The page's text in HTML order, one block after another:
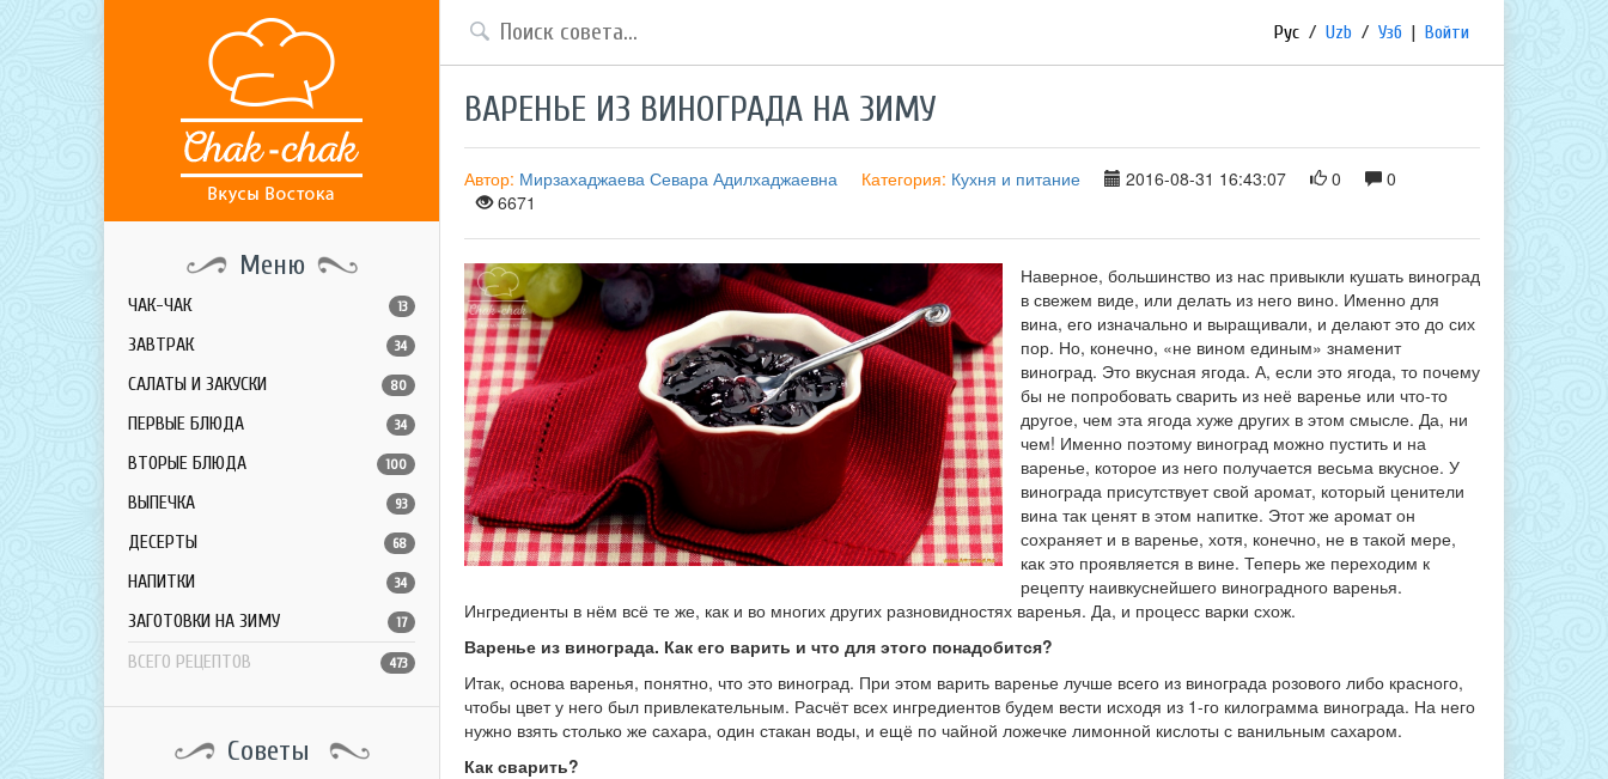
Меню
ЧАК-ЧАК 13
ЗАВТРАК 34
САЛАТЫ И ЗАКУСКИ 80
ПЕРВЫЕ БЛЮДА 34
ВТОРЫЕ БЛЮДА 100
ВЫПЕЧКА 93
ДЕСЕРТЫ 68
НАПИТКИ 34
ЗАГОТОВКИ НА ЗИМУ 17
ВСЕГО РЕЦЕПТОВ 473
Советы
Рус / Uzb / Узб | Войти
ВАРЕНЬЕ ИЗ ВИНОГРАДА НА ЗИМУ
Автор: Мирзахаджаева Севара Адилхаджаевна Категория: Кухня и питание 2016-08-31 16:43:07 0
0
6671
Наверное, большинство из нас привыкли кушать виноград
в свежем виде, или делать из него вино. Именно для
вина, его изначально и выращивали, и делают это до сих
пор. Но, конечно, «не вином единым» знаменит
виноград. Это вкусная ягода. А, если это ягода, то почему
бы не попробовать сварить из неё варенье или что-то
другое, чем эта ягода хуже других в этом смысле. Да, ни
чем! Именно поэтому виноград можно пустить и на
варенье, которое из него получается весьма вкусное. У
винограда присутствует свой аромат, который ценители
вина так ценят в этом напитке. Этот же аромат он
сохраняет и в варенье, хотя, конечно, не в такой мере,
как это проявляется в вине. Теперь же переходим к
рецепту наивкуснейшего виноградного варенья.
Ингредиенты в нём всё те же, как и во многих других разновидностях варенья. Да, и процесс варки схож.
Варенье из винограда. Как его варить и что для этого понадобится?
Итак, основа варенья, понятно, что это виноград. При этом варить варенье лучше всего из винограда розового либо красного,
чтобы цвет у него был привлекательным. Расчёт всех ингредиентов будем вести исходя из 1-го килограмма винограда. На него
нужно взять столько же сахара, один стакан воды, и ещё по чайной ложечке лимонной кислоты с ванильным сахаром.
Как сварить?